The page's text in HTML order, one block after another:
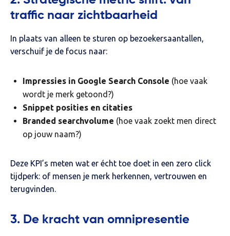
traffic naar zichtbaarheid
In plaats van alleen te sturen op bezoekersaantallen,
verschuif je de focus naar:
Impressies in Google Search Console (hoe vaak
wordt je merk getoond?)
Snippet posities en citaties
Branded searchvolume (hoe vaak zoekt men direct
op jouw naam?)
Deze KPI’s meten wat er écht toe doet in een zero click
tijdperk: of mensen je merk herkennen, vertrouwen en
terugvinden.
3. De kracht van omnipresentie